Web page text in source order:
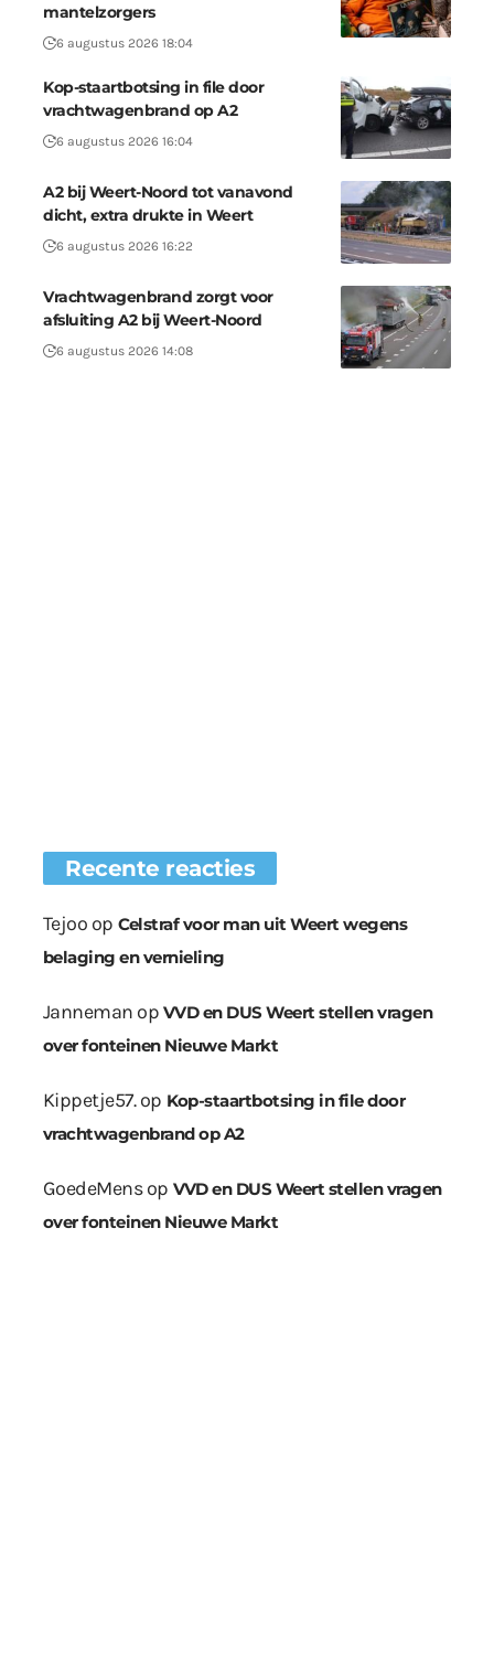
mantelzorgers
6 augustus 2026 18:04
Kop-staartbotsing in file door
vrachtwagenbrand op A2
6 augustus 2026 16:04
A2 bij Weert-Noord tot vanavond
dicht, extra drukte in Weert
6 augustus 2026 16:22
Vrachtwagenbrand zorgt voor
afsluiting A2 bij Weert-Noord
6 augustus 2026 14:08
Recente reacties
Tejoo op Celstraf voor man uit Weert wegens
belaging en vernieling
Janneman op VVD en DUS Weert stellen vragen
over fonteinen Nieuwe Markt
Kippetje57.op Kop-staartbotsing in file door
vrachtwagenbrand op A2
GoedeMensop VVD en DUS Weert stellen vragen
over fonteinen Nieuwe Markt